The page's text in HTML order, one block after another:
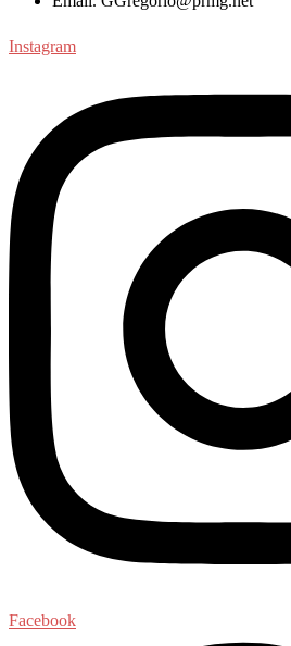
Instagram
Facebook